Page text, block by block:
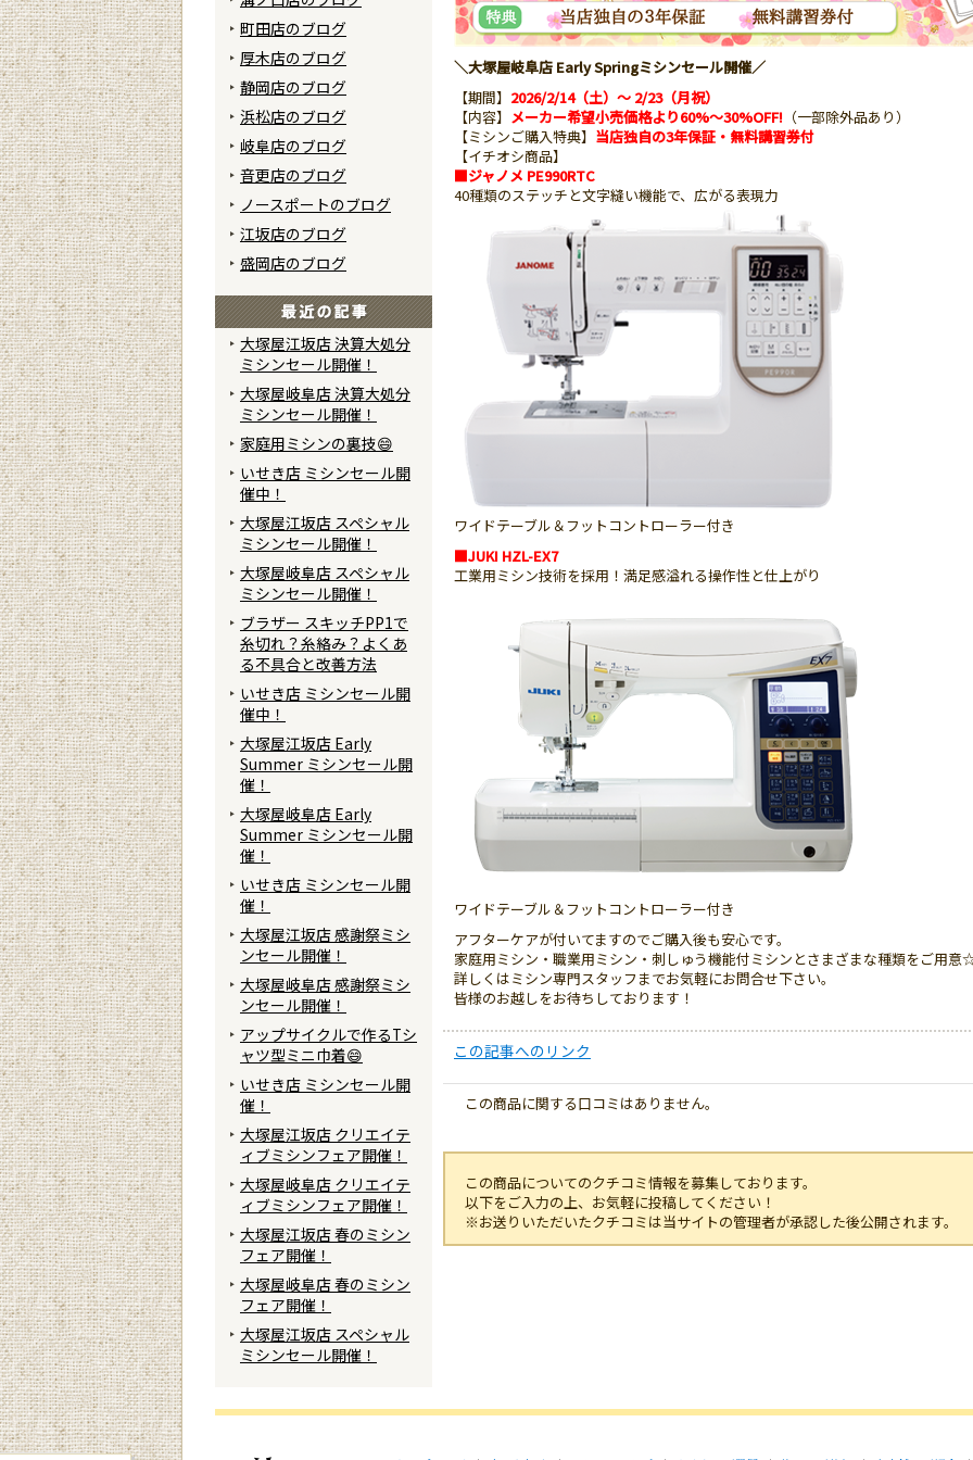
＼大塚屋岐阜店 Early Springミシンセール開催／
【期間】 2026/2/14（土）～ 2/23（月祝）
【内容】 メーカー希望小売価格より60%～30%OFF! （一部除外品あり）
【ミシンご購入特典】 当店独自の3年保証・無料講習券付
【イチオシ商品】
■ジャノメ PE990RTC
40種類のステッチと文字縫い機能で、広がる表現力
ワイドテーブル＆フットコントローラー付き
■JUKI HZL-EX7
工業用ミシン技術を採用！満足感溢れる操作性と仕上がり
ワイドテーブル＆フットコントローラー付き
アフターケアが付いてますのでご購入後も安心です。
家庭用ミシン・職業用ミシン・刺しゅう機能付ミシンとさまざまな種類をご用意
詳しくはミシン専門スタッフまでお気軽にお問合せ下さい。
皆様のお越しをお待ちしております！
この記事へのリンク
この商品に関する口コミはありません。
この商品についてのクチコミ情報を募集しております。
以下をご入力の上、お気軽に投稿してください！
※お送りいただいたクチコミは当サイトの管理者が承認した後公開されます。
町田店のブログ
厚木店のブログ
静岡店のブログ
浜松店のブログ
岐阜店のブログ
音更店のブログ
ノースポートのブログ
江坂店のブログ
盛岡店のブログ
大塚屋江坂店 決算大処分
ミシンセール開催！
大塚屋岐阜店 決算大処分
ミシンセール開催！
家庭用ミシンの裏技😄
いせき店 ミシンセール開
催中！
大塚屋江坂店 スペシャル
ミシンセール開催！
大塚屋岐阜店 スペシャル
ミシンセール開催！
ブラザー スキッチPP1で
糸切れ？糸絡み？よくあ
る不具合と改善方法
いせき店 ミシンセール開
催中！
大塚屋江坂店 Early
Summer ミシンセール開
催！
大塚屋岐阜店 Early
Summer ミシンセール開
催！
いせき店 ミシンセール開
催！
大塚屋江坂店 感謝祭ミシ
ンセール開催！
大塚屋岐阜店 感謝祭ミシ
ンセール開催！
アップサイクルで作るTシ
ャツ型ミニ巾着😄
いせき店 ミシンセール開
催！
大塚屋江坂店 クリエイテ
ィブミシンフェア開催！
大塚屋岐阜店 クリエイテ
ィブミシンフェア開催！
大塚屋江坂店 春のミシン
フェア開催！
大塚屋岐阜店 春のミシン
フェア開催！
大塚屋江坂店 スペシャル
ミシンセール開催！